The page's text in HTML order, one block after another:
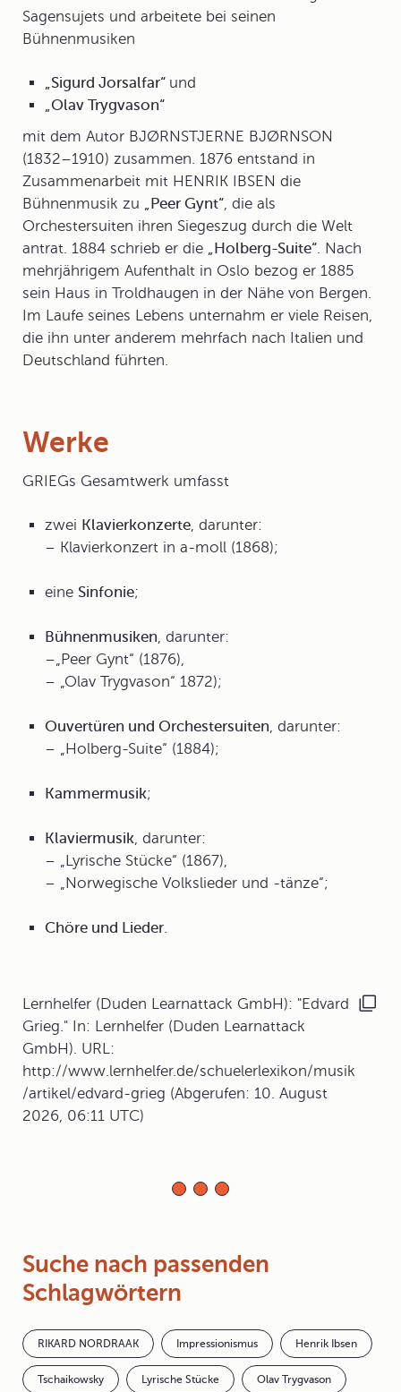
Sagensujets und arbeitete bei seinen
Bühnenmusiken
„Sigurd Jorsalfar“ und
„Olav Trygvason“
mit dem Autor BJØRNSTJERNE BJØRNSON
(1832–1910) zusammen. 1876 entstand in
Zusammenarbeit mit HENRIK IBSEN die
Bühnenmusik zu „Peer Gynt“, die als
Orchestersuiten ihren Siegeszug durch die Welt
antrat. 1884 schrieb er die „Holberg-Suite“. Nach
mehrjährigem Aufenthalt in Oslo bezog er 1885
sein Haus in Troldhaugen in der Nähe von Bergen.
Im Laufe seines Lebens unternahm er viele Reisen,
die ihn unter anderem mehrfach nach Italien und
Deutschland führten.
Werke
GRIEGs Gesamtwerk umfasst
zwei Klavierkonzerte, darunter:
– Klavierkonzert in a-moll (1868);
eine Sinfonie;
Bühnenmusiken, darunter:
–„Peer Gynt“ (1876),
– „Olav Trygvason“ 1872);
Ouvertüren und Orchestersuiten, darunter:
– „Holberg-Suite“ (1884);
Kammermusik;
Klaviermusik, darunter:
– „Lyrische Stücke“ (1867),
– „Norwegische Volkslieder und -tänze“;
Chöre und Lieder.
Lernhelfer (Duden Learnattack GmbH): "Edvard
Grieg." In: Lernhelfer (Duden Learnattack
GmbH). URL:
http://www.lernhelfer.de/schuelerlexikon/musik
/artikel/edvard-grieg (Abgerufen: 10. August
2026, 06:11 UTC)
Suche nach passenden
Schlagwörtern
RIKARD NORDRAAK Impressionismus Henrik Ibsen
Tschaikowsky Lyrische Stücke Olav Trygvason